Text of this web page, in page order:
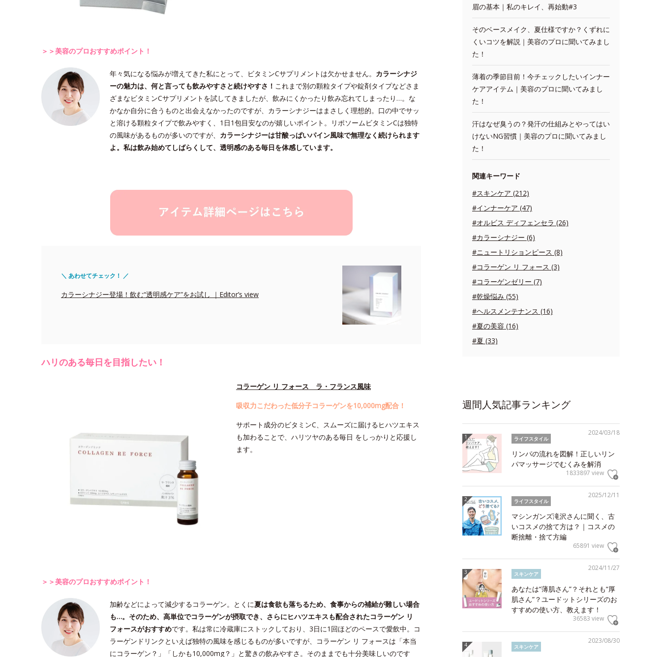
＞＞美容のプロおすすめポイント！
年々気になる悩みが増えてきた私にとって、ビタミンCサプリメントは欠かせません。 カラーシナジ
ーの魅力は、何と言っても飲みやすさと続けやすさ！ これまで別の顆粒タイプや錠剤タイプなどさま
ざまなビタミンCサプリメントを試してきましたが、飲みにくかったり飲み忘れてしまったり…。な
かなか自分に合うものと出会えなかったのですが、カラーシナジーはまさしく理想的。口の中でサッ
と溶ける顆粒タイプで飲みやすく、1日1包目安なのが嬉しいポイント。リポソームビタミンCは独特
の風味があるものが多いのですが、 カラーシナジーは甘酸っぱいパイン風味で無理なく続けられます
よ。私は飲み始めてしばらくして、透明感のある毎日を体感しています。
＼ あわせてチェック！ ／
カラーシナジー登場！飲む“透明感ケア”をお試し ｜Editor’s view
ハリのある毎日を目指したい！
コラーゲン リ フォース ラ・フランス風味
吸収力こだわった低分子コラーゲンを10,000mg配合！
サポート成分のビタミンC、スムーズに届けるヒハツエキス
も加わることで、ハリツヤのある毎日 をしっかりと応援し
ます。
＞＞美容のプロおすすめポイント！
加齢などによって減少するコラーゲン。とくに夏は食欲も落ちるため、食事からの補給が難しい場合
も…。そのため、高単位でコラーゲンが摂取でき、さらにヒハツエキスも配合されたコラーゲン リ
フォースがおすすめです。私は常に冷蔵庫にストックしており、3日に1回ほどのペースで愛飲中。コ
ラーゲンドリンクといえば独特の風味を感じるものが多いですが、コラーゲン リ フォースは「本当
にコラーゲン？」「しかも10,000mg？」と驚きの飲みやすさ。そのままでも十分美味しいのです
眉の基本｜私のキレイ、再始動#3
そのベースメイク、夏仕様ですか？くずれに
くいコツを解説｜美容のプロに聞いてみまし
た！
薄着の季節目前！今チェックしたいインナー
ケアアイテム｜美容のプロに聞いてみまし
た！
汗はなぜ臭うの？発汗の仕組みとやってはい
けないNG習慣｜美容のプロに聞いてみまし
た！
関連キーワード
#スキンケア (212)
#インナーケア (47)
#オルビス ディフェンセラ (26)
#カラーシナジー (6)
#ニュートリションピース (8)
#コラーゲン リ フォース (3)
#コラーゲンゼリー (7)
#乾燥悩み (55)
#ヘルスメンテナンス (16)
#夏の美容 (16)
#夏 (33)
週間人気記事ランキング
2024/03/18
ライフスタイル
リンパの流れを図解！正しいリン
パマッサージでむくみを解消
1833897 view
2025/12/11
ライフスタイル
マシンガンズ滝沢さんに聞く、古
いコスメの捨て方は？｜コスメの
断捨離・捨て方編
65891 view
2024/11/27
スキンケア
あなたは“薄肌さん”？それとも“厚
肌さん”？ユードットシリーズのお
すすめの使い方、教えます！
36583 view
2023/08/30
スキンケア